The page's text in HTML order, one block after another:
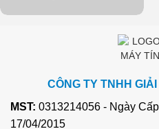
CÔNG TY TNHH
MST: 0313214056 - Ngày
17/04/2015